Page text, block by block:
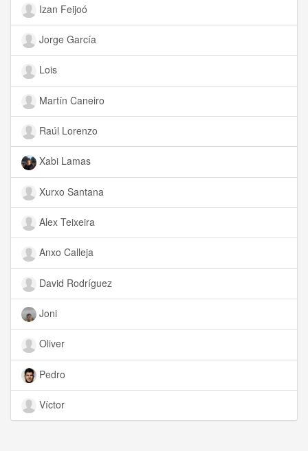
Izan Feijoó
Jorge García
Lois
Martín Caneiro
Raúl Lorenzo
Xabi Lamas
Xurxo Santana
Alex Teixeira
Anxo Calleja
David Rodríguez
Joni
Oliver
Pedro
Víctor